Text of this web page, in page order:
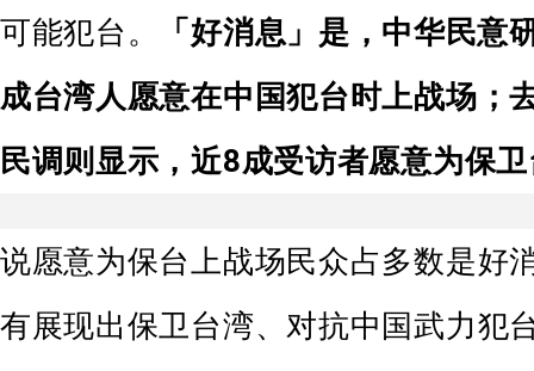
可能犯台。
「好消息」是，中华民意
成台湾人愿意在中国犯台时上战场；
民调则显示，近8成受访者愿意为保
说愿意为保台上战场民众占多数是好
有展现出保卫台湾、对抗中国武力犯